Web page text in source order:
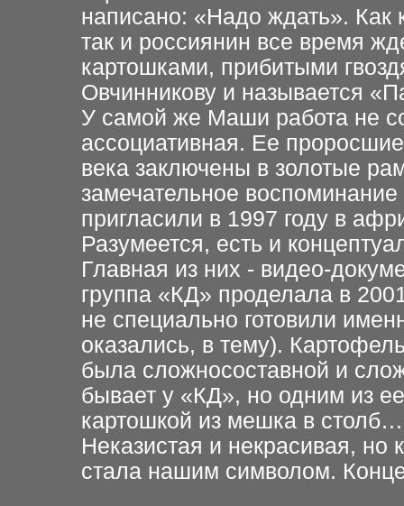
написано: «Надо ждать». Как
так и россиянин все время
картошками, прибитыми
Овчинникову и называется
У самой же Маши работа не
ассоциативная. Ее
века заключены в золотые
замечательное воспоминание
пригласили в 1997 году в
Разумеется, есть и
Главная из них - видео-
группа «КД» проделала в
не специально готовили
оказались, в тему).
была сложносоставной и
бывает у «КД», но одним из
картошкой из мешка в столб…
Неказистая и некрасивая,
стала нашим символом.